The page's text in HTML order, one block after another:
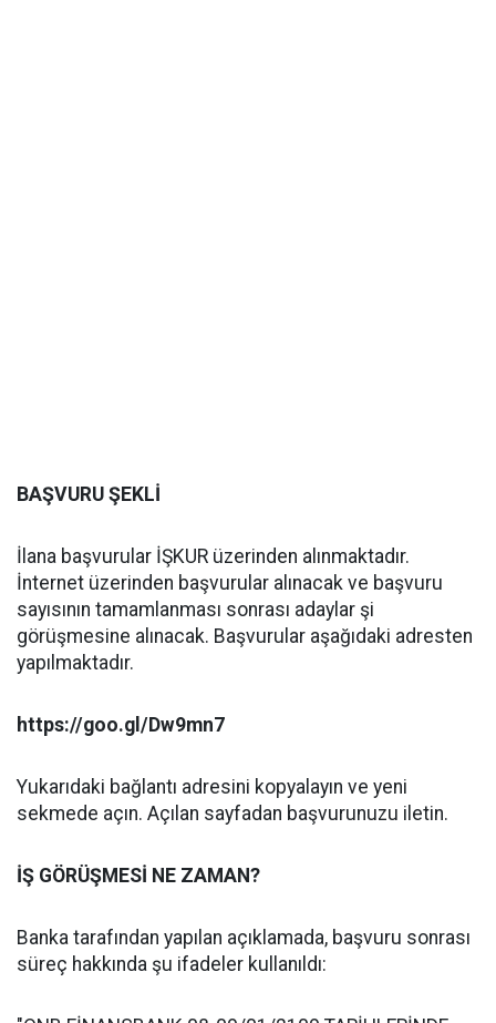
BAŞVURU ŞEKLİ
İlana başvurular İŞKUR üzerinden alınmaktadır.
İnternet üzerinden başvurular alınacak ve başvuru
sayısının tamamlanması sonrası adaylar şi
görüşmesine alınacak. Başvurular aşağıdaki adresten
yapılmaktadır.
https://goo.gl/Dw9mn7
Yukarıdaki bağlantı adresini kopyalayın ve yeni
sekmede açın. Açılan sayfadan başvurunuzu iletin.
İŞ GÖRÜŞMESİ NE ZAMAN?
Banka tarafından yapılan açıklamada, başvuru sonrası
süreç hakkında şu ifadeler kullanıldı: